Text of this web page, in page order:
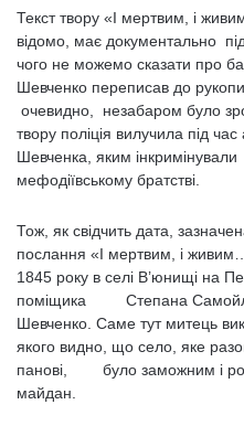
Текст твору «І мертвим, i
відомо, має документально
чого не можемо сказати про
Шевченко переписав до
очевидно, незабаром було
твору поліція вилучила під
Шевченка, яким
мефодіївському братстві.
Тож, як свідчить дата,
послання «І мертвим, i
1845 року в селі В’юнищі на
поміщика Степана
Шевченко. Саме тут митець
якого видно, що село, яке
панові, було заможним i
майдан.